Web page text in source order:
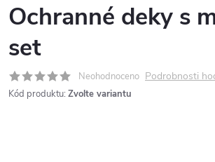
Ochranné deky s
set
Neohodnoceno Podrobnosti
Kód produktu: Zvolte variantu